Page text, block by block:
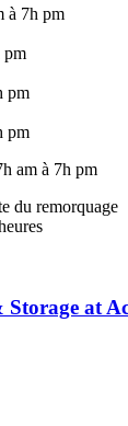
à 7h pm
pm
pm
pm
am à 7h pm
du remorquage
at